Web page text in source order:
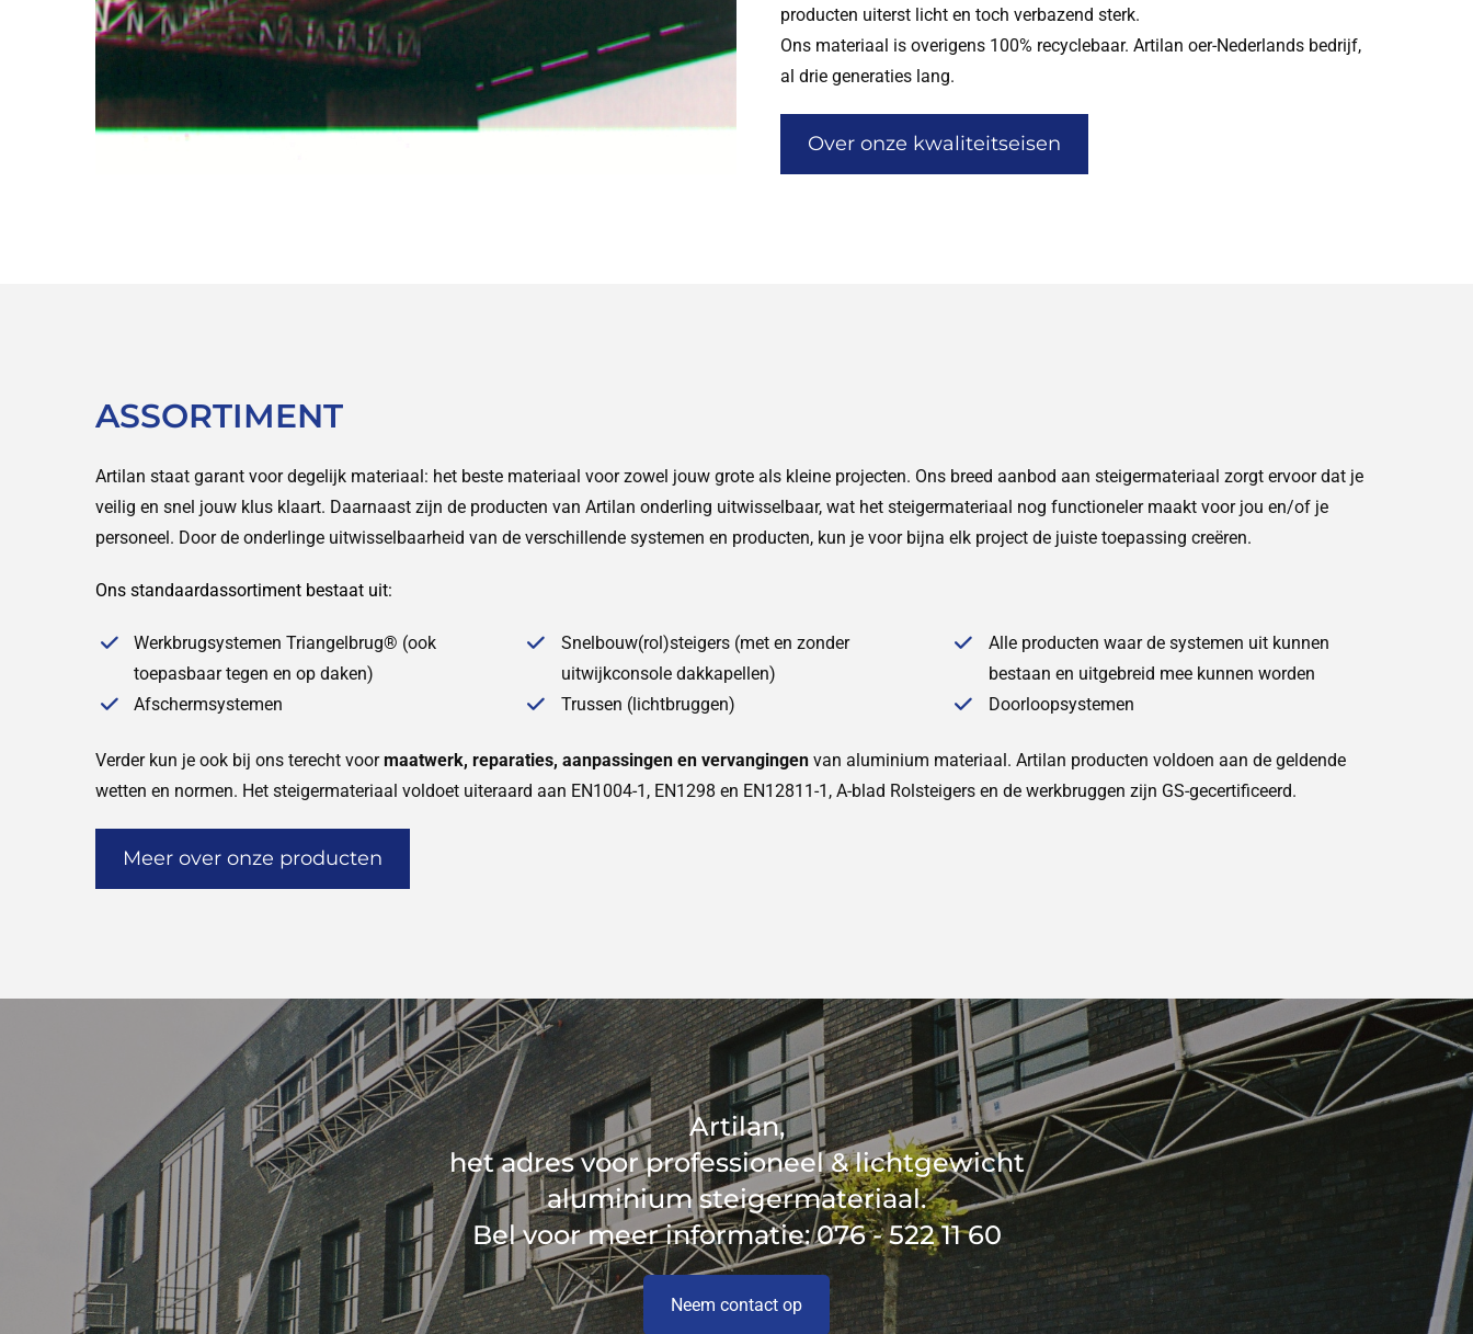
producten uiterst licht en toch verbazend sterk.
Ons materiaal is overigens 100% recyclebaar. Artilan oer-Nederlands bedrijf,
al drie generaties lang.
Over onze kwaliteitseisen
ASSORTIMENT
Artilan staat garant voor degelijk materiaal: het beste materiaal voor zowel jouw grote als kleine projecten. Ons breed aanbod aan steigermateriaal zorgt ervoor dat je
veilig en snel jouw klus klaart. Daarnaast zijn de producten van Artilan onderling uitwisselbaar, wat het steigermateriaal nog functioneler maakt voor jou en/of je
personeel. Door de onderlinge uitwisselbaarheid van de verschillende systemen en producten, kun je voor bijna elk project de juiste toepassing creëren.
Ons standaardassortiment bestaat uit:
Werkbrugsystemen Triangelbrug® (ook
toepasbaar tegen en op daken)
Snelbouw(rol)steigers (met en zonder
uitwijkconsole dakkapellen)
Alle producten waar de systemen uit kunnen
bestaan en uitgebreid mee kunnen worden
Afschermsystemen
Trussen (lichtbruggen) Doorloopsystemen
Verder kun je ook bij ons terecht voormaatwerk, reparaties, aanpassingen en vervangingen van aluminium materiaal. Artilan producten voldoen aan de geldende
wetten en normen. Het steigermateriaal voldoet uiteraard aan EN1004-1, EN1298 en EN12811-1, A-blad Rolsteigers en de werkbruggen zijn GS-gecertificeerd.
Meer over onze producten
Artilan,
het adres voor professioneel & lichtgewicht
aluminium steigermateriaal.
Bel voor meer informatie:076 - 522 11 60
Neem contact op